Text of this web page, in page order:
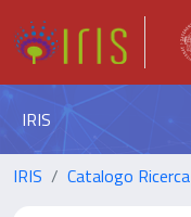
IRIS
IRIS Catalogo Ricerca